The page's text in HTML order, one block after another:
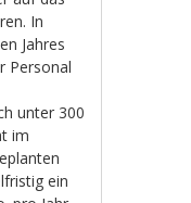
In
Jahres
Personal
unter 300
im
ein